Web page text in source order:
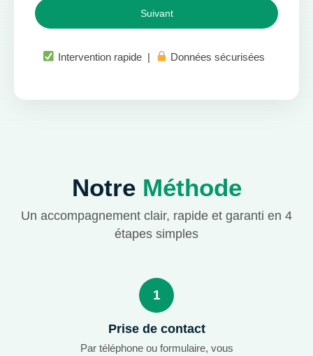
Suivant
Intervention rapide | Données sécurisées
Notre Méthode
Un accompagnement clair, rapide et garanti en 4
étapes simples
1
Prise de contact
Par téléphone ou formulaire, vous